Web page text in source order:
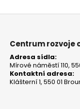
Z
Centrum rozvoje
Adresa sídla:
Mírové náměstí 110,
Kontaktní adresa:
Klášterní 1, 550 01